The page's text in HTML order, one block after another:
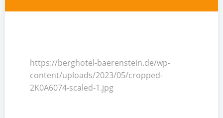
https://berghotel-baerenstein.de/wp-
content/uploads/2023/05/cropped-
2K0A6074-scaled-1.jpg